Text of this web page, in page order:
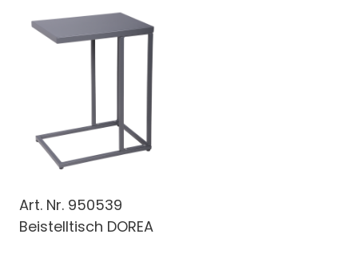
Art. Nr. 950539
Beistelltisch DOREA